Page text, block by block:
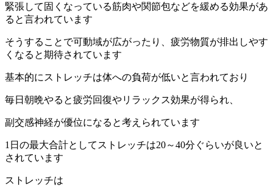
緊張して固くなっている筋肉や関節包などを緩める効果があ
ると言われています
そうすることで可動域が広がったり、疲労物質が排出しやす
くなると期待されています
基本的にストレッチは体への負荷が低いと言われており
毎日朝晩やると疲労回復やリラックス効果が得られ、
副交感神経が優位になると考えられています
1日の最大合計としてストレッチは20～40分ぐらいが良いと
されています
ストレッチは